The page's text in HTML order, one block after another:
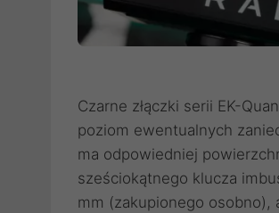
Czarne złączki serii EK-
poziom ewentualnych
ma odpowiedniej
sześciokątnego klucza
mm (zakupionego